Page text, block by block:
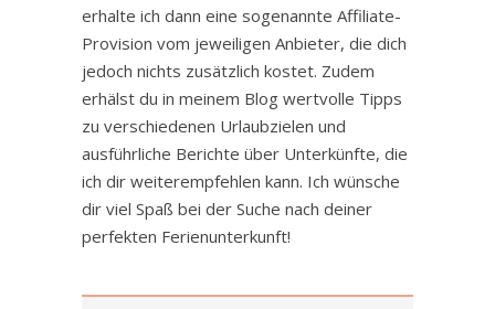
erhalte ich dann eine sogenannte Affiliate-
Provision vom jeweiligen Anbieter, die dich
jedoch nichts zusätzlich kostet. Zudem
erhälst du in meinem Blog wertvolle Tipps
zu verschiedenen Urlaubzielen und
ausführliche Berichte über Unterkünfte, die
ich dir weiterempfehlen kann. Ich wünsche
dir viel Spaß bei der Suche nach deiner
perfekten Ferienunterkunft!